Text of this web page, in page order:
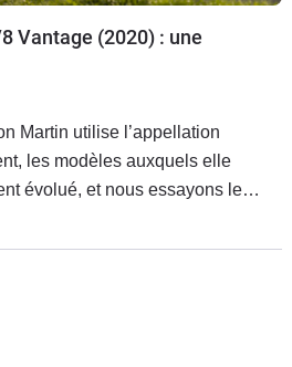
Vantage (2020) : une
Martin utilise l’appellation
les modèles auxquels elle
évolué, et nous essayons le